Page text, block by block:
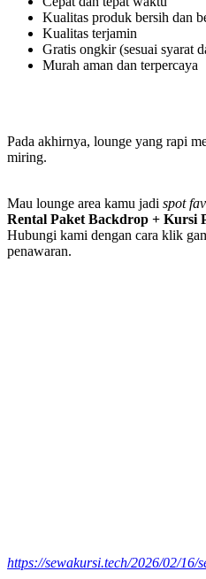
Kualitas produk bersih dan
Kualitas terjamin
Gratis ongkir (sesuai syarat
Murah aman dan terpercaya
Pada akhirnya, lounge yang rapi
miring.
Mau lounge area kamu jadi spot
Rental Paket Backdrop + Kursi
Hubungi kami dengan cara klik
penawaran.
https://sewakursi.tech/2026/02/